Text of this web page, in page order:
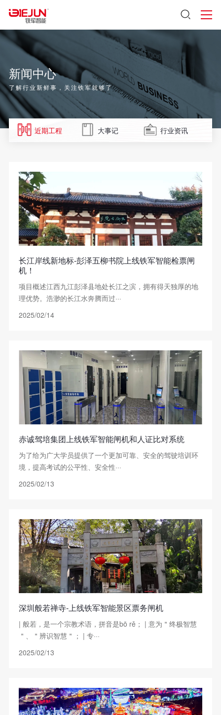
新闻中心
了解行业新鲜事，关注铁军就够了
近期工程 大事记 行业资讯
长江岸线新地标-彭泽五柳书院上线铁军智能检票闸
机！
项目概述江西九江彭泽县地处长江之滨，拥有得天独厚的地
理优势。浩渺的长江水奔腾而过···
2025/02/14
赤诚驾培集团上线铁军智能闸机和人证比对系统
为了给为广大学员提供了一个更加可靠、安全的驾驶培训环
境，提高考试的公平性、安全性···
2025/02/13
深圳般若禅寺-上线铁军智能景区票务闸机
| 般若，是一个宗教术语，拼音是bō rě； | 意为＂终极智慧
＂、＂辨识智慧＂； | 专···
2025/02/13